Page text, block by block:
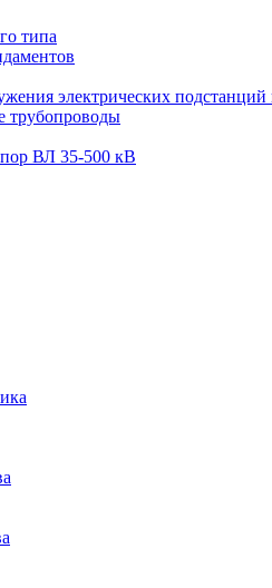
типа
электрических
трубопроводы
ВЛ 35-500 кВ